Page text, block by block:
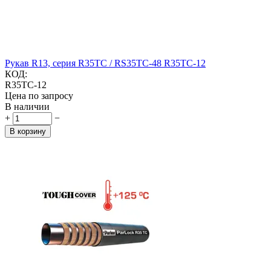
Рукав R13, серия R35TC / RS35TC-48 R35TC-12
КОД:
R35TC-12
Цена по запросу
В наличии
+
−
В корзину